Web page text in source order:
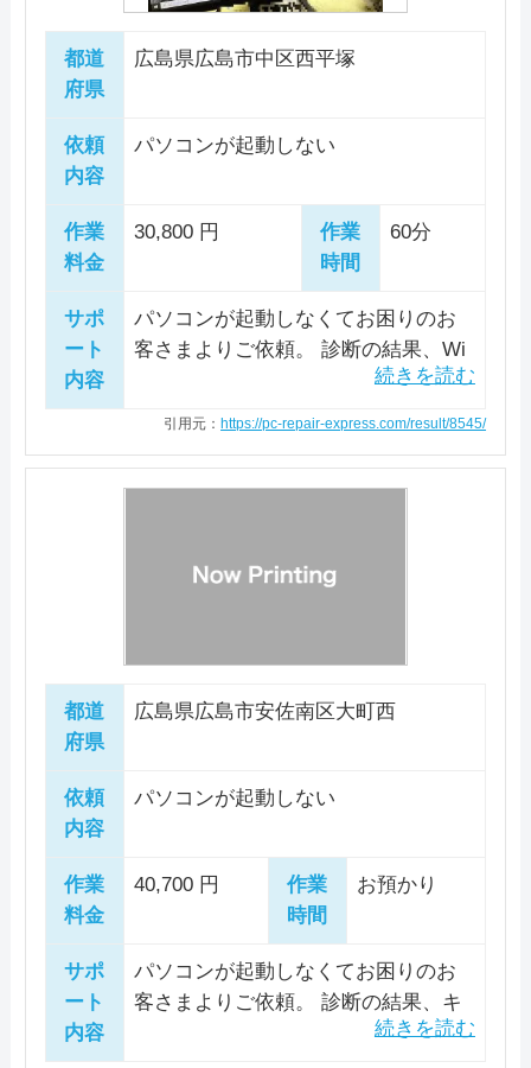
公式サイトを見る
0120-533-117
詳細は公式HPでご確認ください。
引用元：
ＰＣホスピタル（旧：ドクター・ホームネット）
電話相談・お問い合わせ
0120-240-499
詳細は公式HPでご確認ください。
いので、お近くの方は店舗への持ち込み修理を検
討してみてはいかがでしょうか。事前に電話予約
が必要とのことですので、まずは電話でトラブル
dowsからMacまで、どんなメーカー・機種のパ
ソコンでも修理可能で、自分で組み立てたりカス
タマイズしたパソコンの修理でも対応可能です。
作業スタッフは全員パソコン整備士協会の資格を
取得している正社員で、プライバシーマークなら
びにISMSの国際規格ISO 270001の認証を取得し
ており、情報の管理体制が適切であることが第三
者機関によって証明されていますので、安心して
公式サイトを見る
電話相談・お問い合わせ
0120-835-124
詳細は公式HPでご確認ください。
引用元：
たパソコンの修理やデータ復旧にも対応します。
また、パソコン修理以外にも、パソコンの販売と
買い取りも行っているので、現在使ってるパソコ
ンを下取りに出して新しいパソコンへ乗り換える
場合にもシームレスなサービスを受けることがで
公式サイトを見る
0570-066-620
引用元：パソコン工房GOODWILL
引用元：PC再生工房
カード決済 モバイル決済
データ保護
パソコン処分
パソコン販売
駆けつけ修理対応エリア
愛知県/岐阜県/宮崎県/宮城県/京都府/広島県/三重
県/静岡県/石川県/千葉県/大阪府/鳥取県/東京都/
栃木県/福井県/和歌山県/
この業者の特徴
しているので、お急ぎの場合でも安心してまかせ
デスクトップなどは宅配修理がおすすめです。送
に、データ復旧は豊富なメニューで取り扱ってい
ます。対応可能なメディアはパソコン、メモリか
らサーバーまでありとあらゆるメディアです。
公式サイトを見る
082-243-5377
特徴
データ保護
即日対応可
全メーカー対応
パソコン販売
駆けつけ修理対応エリア
コムイン広島は、データを保護しながら高品質な
います。 サービス内容は、OSのアップグレード
からワイヤレス機器の設定、記憶容量の増設まで
幅広く、専門的な知識と経験で対応します。ま
くるメンテナンスも定期的に受けるように推奨し
ています。 製造メーカーに修理依頼すると高額
になりがちな故障でも、コムイン広島では部品単
位での修理によりコストを抑えることが可能で
も対応しているため、大変便利です。 コムイン
広島は、パソコンのトータルサポートをお約束し
ます。困ったことがあれば、相談してみてはいか
電話相談・お問い合わせ
082-244-8220
カード決済 モバイル決済
法人対応可
パソコン販売
駆けつけ修理対応エリア
広島市
料金・メニューを見る
電話相談・お問い合わせ
082-244-8220
都道
府県
広島県広島市中区西平塚
依頼
内容
パソコンが起動しない
作業
料金
30,800 円
作業
時間
60分
サポ
ート
内容
パソコンが起動しなくてお困りのお
客さまよりご依頼。 診断の結果、Wi
ndowsのシステム破損が原因と判明し
ました。 CHKDSKコマンドにて修復
しました。 また、ハードディスクの
取りながら使用されることをお勧め
引用元： https://pc-repair-express.com/result/8545/
都道
府県
広島県広島市安佐南区大町西
依頼
内容
パソコンが起動しない
作業
料金
40,700 円
作業
時間
お預かり
サポ
ート
内容
パソコンが起動しなくてお困りのお
客さまよりご依頼。 診断の結果、キ
ーボードに水をこぼしたことによる